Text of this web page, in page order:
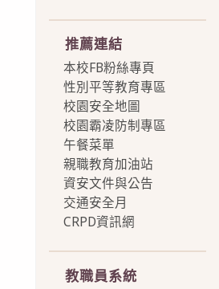
推薦連結
本校FB粉絲專頁
性別平等教育專區
校園安全地圖
校園霸凌防制專區
午餐菜單
親職教育加油站
資安文件與公告
交通安全月
CRPD資訊網
教職員系統